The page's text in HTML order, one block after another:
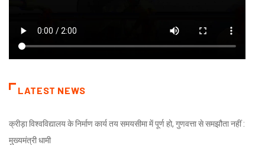
LATEST NEWS
क्रीड़ा विश्वविद्यालय के निर्माण कार्य तय समयसीमा में पूर्ण हो, गुणवत्ता से समझौता नहीं :
मुख्यमंत्री धामी